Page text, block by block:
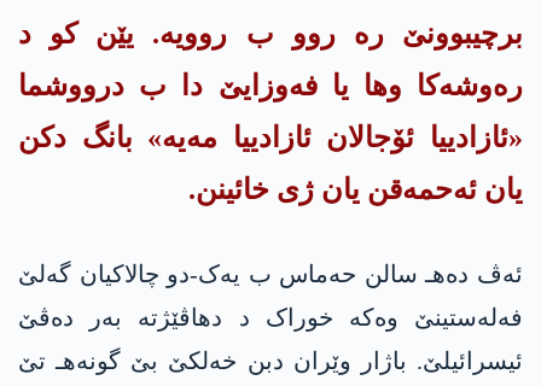
برچیبوونێ رە روو ب روویە. یێن کو د
رەوشەکا وها یا فه‌وزایێ دا ب درووشما
«ئازادییا ئۆجالان ئازادییا مەیە» بانگ دکن
یان ئەحمەقن یان ژی خائینن.
ئەڤ دەهـ سالن حەماس ب یەک-دو چالاکیان گەلێ
فەله‌ستینێ وەکە خوراک د دهاڤێژته‌ بەر دەڤێ
ئیسرائیلێ. باژار وێران دبن خەلکێ بێ گونەهـ تێ